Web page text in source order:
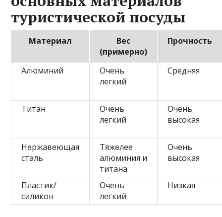
туристической посуды
Материал
Вес
(примерно)
Прочность
Алюминий
Очень
легкий
Средняя
Титан
Очень
легкий
Очень
высокая
Нержавеющая
сталь
Тяжелее
алюминия и
титана
Очень
высокая
Пластик/
силикон
Очень
легкий
Низкая